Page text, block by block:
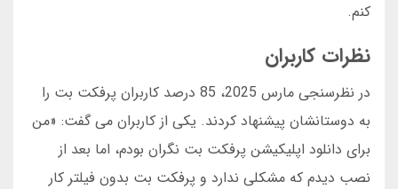
کنم.
نظرات کاربران
در نظرسنجی مارس 2025، 85 درصد کاربران پرفکت بت را
به دوستانشان پیشنهاد کردند. یکی از کاربران می گفت: «من
برای دانلود اپلیکیشن پرفکت بت نگران بودم، اما بعد از
نصب دیدم که مشکلی ندارد و پرفکت بت بدون فیلتر کار